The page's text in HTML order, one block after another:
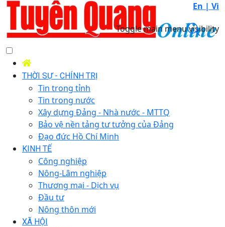
En | Vi
Toggle main menu visibility
THỜI SỰ - CHÍNH TRỊ
Tin trong tỉnh
Tin trong nước
Xây dựng Đảng - Nhà nước - MTTQ
Bảo vệ nền tảng tư tưởng của Đảng
Đạo đức Hồ Chí Minh
KINH TẾ
Công nghiệp
Nông-Lâm nghiệp
Thương mại - Dịch vụ
Đầu tư
Nông thôn mới
XÃ HỘI